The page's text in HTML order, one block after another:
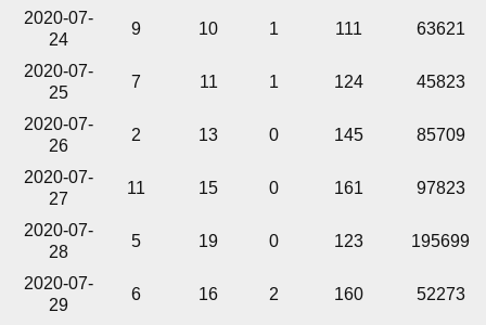
2020-07-
24
9 10 1 111 63621
2020-07-
25
7 11 1 124 45823
2020-07-
26
2 13 0 145 85709
2020-07-
27
11 15 0 161 97823
2020-07-
28
5 19 0 123 195699
2020-07-
29
6 16 2 160 52273